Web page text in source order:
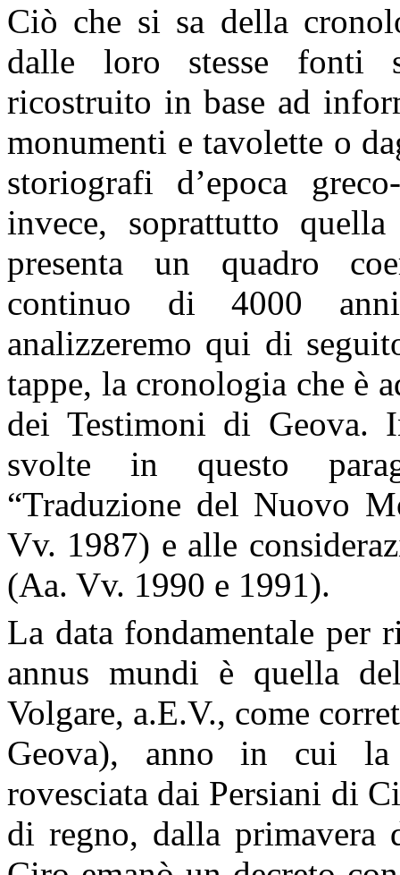
Ciò che si sa della
dalle loro stesse fonti
ricostruito in base ad
monumenti e tavolette o
storiografi d’epoca
invece, soprattutto
presenta un quadro
continuo di 4000
analizzeremo qui di
tappe, la cronologia che è
dei Testimoni di Geova.
svolte in questo
“Traduzione del Nuovo
Vv. 1987) e alle
(Aa. Vv. 1990 e 1991).
La data fondamentale per
annus mundi è quella
Volgare, a.E.V., come
Geova), anno in cui la
rovesciata dai Persiani di
di regno, dalla primavera